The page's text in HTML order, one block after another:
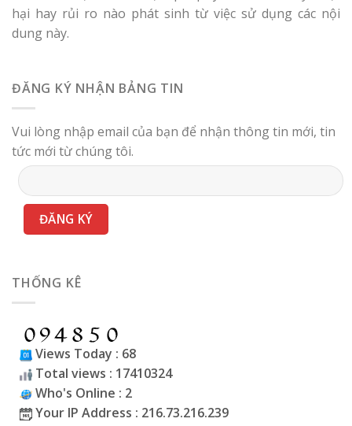
hại hay rủi ro nào phát sinh từ việc sử dụng các nội
dung này.
ĐĂNG KÝ NHẬN BẢNG TIN
Vui lòng nhập email của bạn để nhận thông tin mới, tin
tức mới từ chúng tôi.
THỐNG KÊ
Views Today : 68
Total views : 17410324
Who's Online : 2
Your IP Address : 216.73.216.239